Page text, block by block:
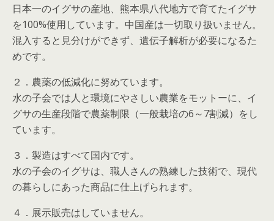
日本一のイグサの産地、熊本県八代地方で育てたイグサ
を100%使用しています。中国産は一切取り扱いません。
混入すると見分けができず、遺伝子解析が必要になるた
めです。
２．農薬の低減化に努めています。
水の子会では人と環境にやさしい農業をモットーに、イ
グサの生産段階で農薬制限（一般栽培の6～7割減）をし
ています。
３．製造はすべて国内です。
水の子会のイグサは、職人さんの熟練した技術で、現代
の暮らしにあった商品に仕上げられます。
４．展示販売はしていません。